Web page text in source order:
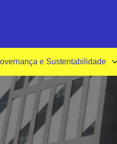
e Sustentabilidade